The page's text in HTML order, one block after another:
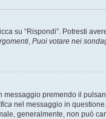
su “Rispondi”. Potresti
, Puoi votare nei
premendo il
nel messaggio in
generalmente, non può